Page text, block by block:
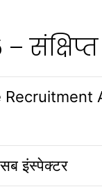
इंस्पेक्टर